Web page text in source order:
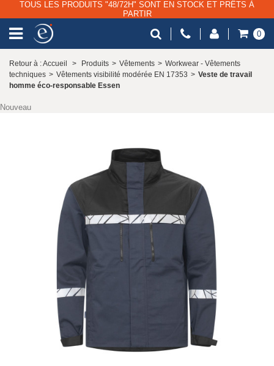
TOUS LES PRODUITS "48/72H" SONT EN STOCK ET PRÊTS À
PARTIR
0
Retour à : Accueil > Produits > Vêtements > Workwear - Vêtements
techniques > Vêtements visibilité modérée EN 17353 > Veste de travail
homme éco-responsable Essen
Nouveau